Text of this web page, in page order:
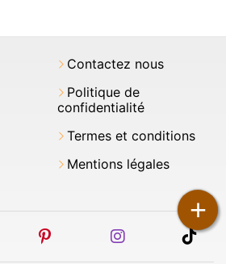
+
Contactez nous
Politique de
confidentialité
Termes et conditions
Mentions légales
pinterest instagram